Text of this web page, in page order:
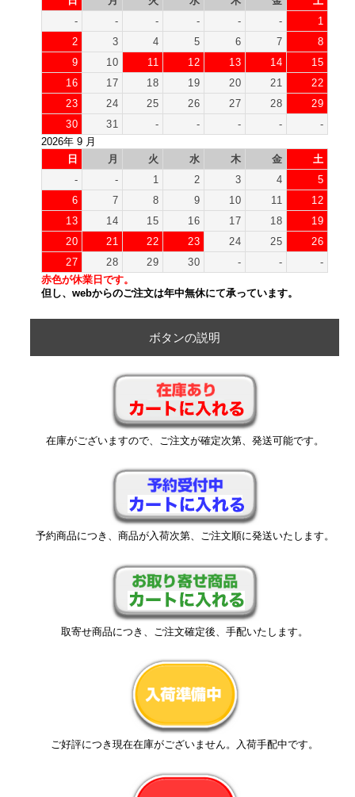
-
- - - - -
1
2
3 4 5 6 7
8
9
10 11 12 13 14
15
16
17 18 19 20 21
22
23
24 25 26 27 28
29
30
31 - - - -
-
2026年 9 月
日
月 火 水 木 金
土
-
- 1 2 3 4
5
6
7 8 9 10 11
12
13
14 15 16 17 18
19
20
21 22 23 24 25
26
27
28 29 30 - -
-
赤色が休業日です。
但し、webからのご注文は年中無休にて承っています。
ボタンの説明
在庫がございますので、ご注文が確定次第、発送可能です。
予約商品につき、商品が入荷次第、ご注文順に発送いたします。
取寄せ商品につき、ご注文確定後、手配いたします。
ご好評につき現在在庫がございません。入荷手配中です。